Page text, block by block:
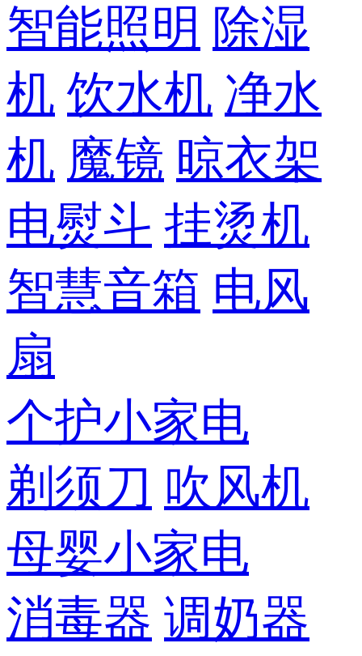
智能照明 除湿
机 饮水机 净水
机 魔镜 晾衣架
电熨斗 挂烫机
智慧音箱 电风
扇
个护小家电
剃须刀 吹风机
母婴小家电
消毒器 调奶器